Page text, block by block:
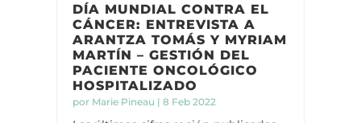
DÍA MUNDIAL CONTRA EL
CÁNCER: ENTREVISTA A
ARANTZA TOMÁS Y MYRIAM
MARTÍN – GESTIÓN DEL
PACIENTE ONCOLÓGICO
HOSPITALIZADO
por Marie Pineau | 8 Feb 2022